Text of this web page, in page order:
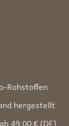
Rohstoffen
hergestellt
49,00 € (DE)